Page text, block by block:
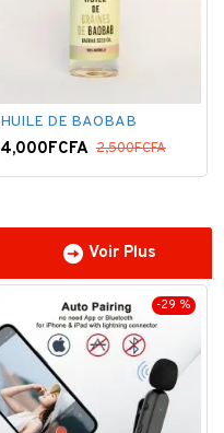
HUILE DE BAOBAB
4,000FCFA 2,500FCFA
Voir Plus
-29 %